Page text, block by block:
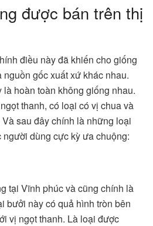
được bán trên thị
điều này đã khiến cho giống
gốc xuất xứ khác nhau.
hoàn toàn không giống nhau.
thanh, có loại có vị chua và
sau đây chính là những loại
dùng cực kỳ ưa chuộng:
tại Vĩnh phúc và cũng chính là
bưởi này có quả hình tròn bên
vị ngọt thanh. Là loại được